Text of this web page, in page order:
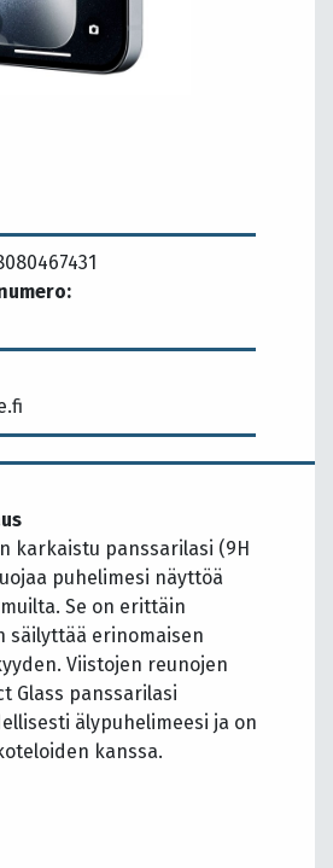
karkaistu panssarilasi (9H
puhelimesi näyttöä
Se on erittäin
säilyttää erinomaisen
Viistojen reunojen
Glass panssarilasi
älypuhelimeesi ja on
kanssa.